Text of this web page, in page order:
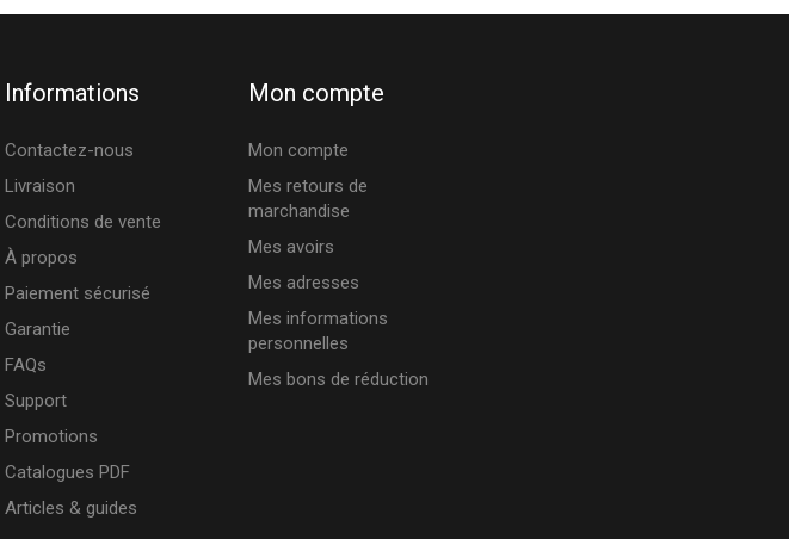
Informations
Contactez-nous
Livraison
Conditions de vente
À propos
Paiement sécurisé
Garantie
FAQs
Support
Promotions
Catalogues PDF
Articles & guides
Mon compte
Mon compte
Mes retours de
marchandise
Mes avoirs
Mes adresses
Mes informations
personnelles
Mes bons de réduction